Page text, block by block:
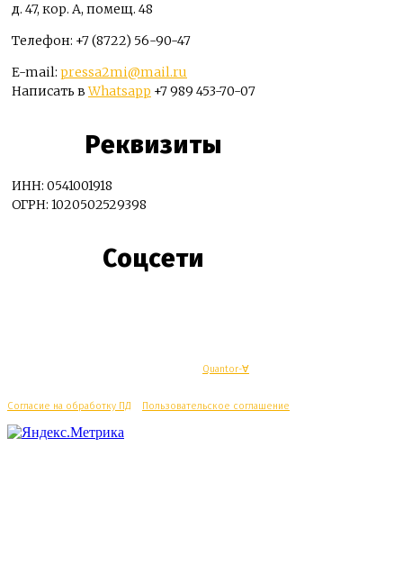
д. 47, кор. А, помещ. 48
Телефон: +7 (8722) 56-90-47
E-mail: pressa2mi@mail.ru
Написать вWhatsapp +7 989 453-70-07
Реквизиты
ИНН: 0541001918
ОГРН: 1020502529398
Соцсети
Quantor-∀
Согласие на обработку ПД Пользовательское соглашение